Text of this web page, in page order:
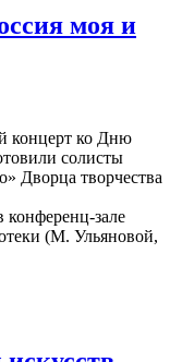
моя и
концерт ко Дню
солисты
Дворца творчества
конференц-зале
(М. Ульяновой,